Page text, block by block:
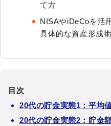
て方
NISAやiDeCoを活
具体的な資産形成術
目次
20代の貯金実態1：平均
20代の貯金実態2：貯金